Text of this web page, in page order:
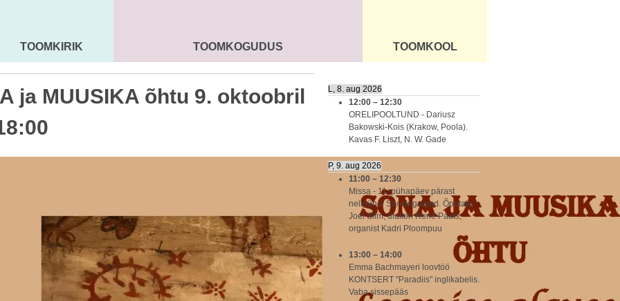
MAARJA KIRIK
TOOMKIRIK SEENIORID KOGUDUS
TOOMKOGUDUS ÜLDINFO
TOOMKOOL
ja MUUSIKA õhtu 9. oktoobril
L, 8. aug 2026
12:00 – 12:30
ORELIPOOLTUND - Dariusz
Bakowski-Kois (Krakow, Poola).
Kavas F. Liszt, N. W. Gade
P, 9. aug 2026
11:00 – 12:30
Missa - 11. pühapäev pärast
nelipüha. Soosinguajad. Õpetaja
Joel Siim, diakon Renè Paats,
organist Kadri Ploompuu
13:00 – 14:00
Emma Bachmayeri loovtöö
KONTSERT "Paradiis" inglikabelis.
Vaba sissepääs